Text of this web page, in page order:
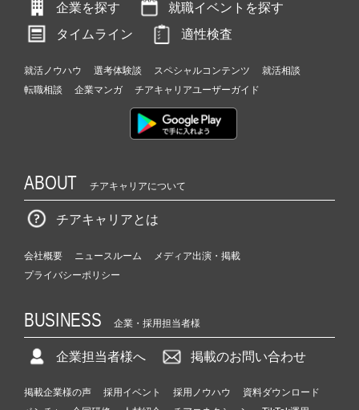
企業を探す
就職イベントを探す
タイムライン
適性検査
就活ノウハウ 選考体験談 スペシャルコンテンツ
就活相談
転職相談
企業マンガ チアキャリアユーザーガイド
ABOUT チアキャリアについて
チアキャリアとは
会社概要 ニュースルーム
メディア出演・掲載
プライバシーポリシー
BUSINESS 企業・採用担当者様
企業担当者様へ 掲載のお問い合わせ
掲載企業様の声 採用イベント 採用ノウハウ
資料ダウンロード